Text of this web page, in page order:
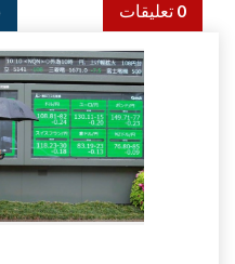
0 تعليقات